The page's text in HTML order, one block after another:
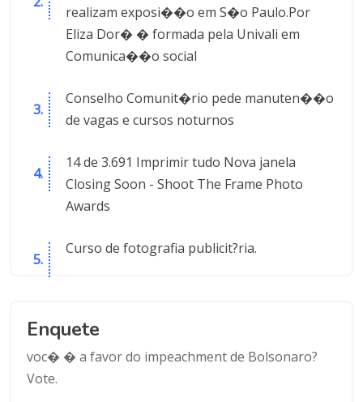
realizam exposi��o em S�o Paulo.Por
Eliza Dor� � formada pela Univali em
Comunica��o social
Conselho Comunit�rio pede manuten��o
de vagas e cursos noturnos
14 de 3.691 Imprimir tudo Nova janela
Closing Soon - Shoot The Frame Photo
Awards
Curso de fotografia publicit?ria.
Enquete
voc� � a favor do impeachment de Bolsonaro?
Vote.